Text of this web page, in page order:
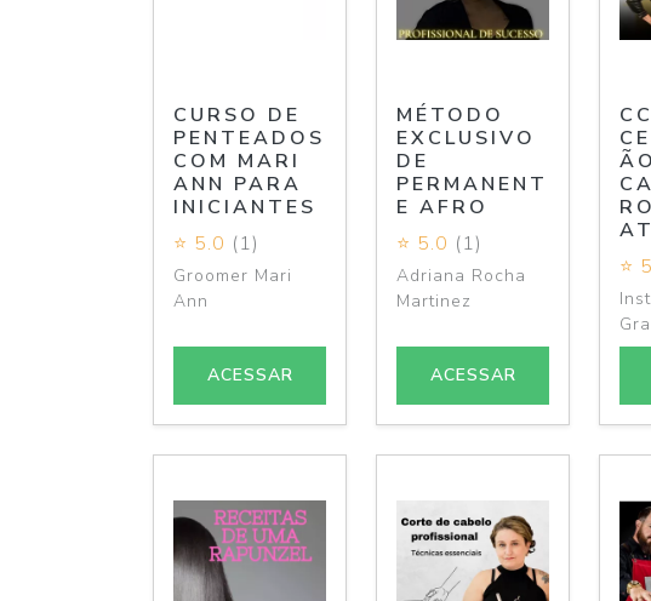
CURSO DE
PENTEADOS
COM MARI
ANN PARA
INICIANTES
⭐ 5.0 (1)
Groomer Mari
Ann
ACESSAR
MÉTODO
EXCLUSIVO
DE
PERMANENT
E AFRO
⭐ 5.0 (1)
Adriana Rocha
Martinez
ACESSAR
RO
⭐